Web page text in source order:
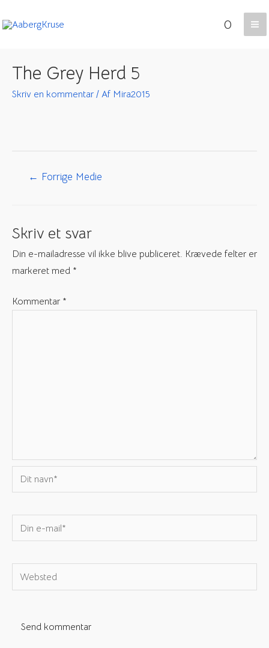
til
0
The Grey Herd 5
Skriv en kommentar / Af Mira2015
Indlægsnavigation
← Forrige Medie
Skriv et svar
Din e-mailadresse vil ikke blive publiceret. Krævede felter er
markeret med *
Kommentar *
Dit
navn*
Din
e-
Websted